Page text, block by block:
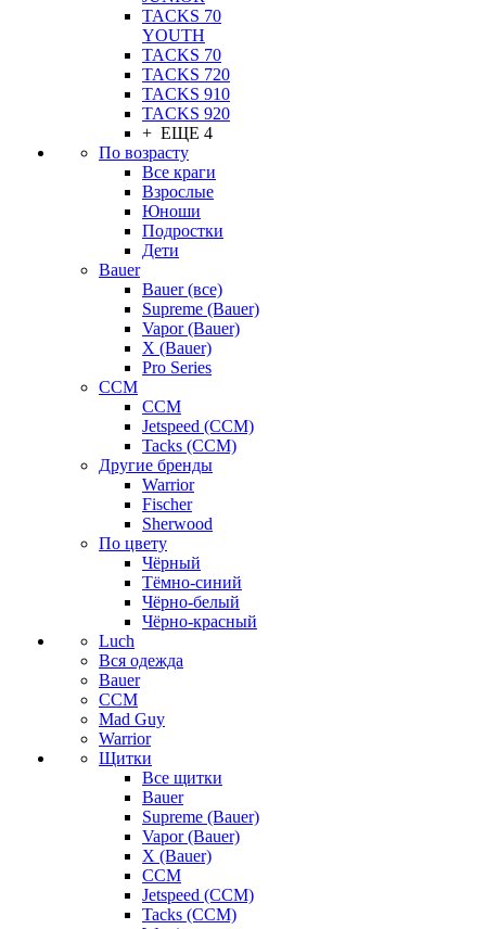
TACKS 70
YOUTH
TACKS 70
TACKS 720
TACKS 910
TACKS 920
+ ЕЩЕ 4
По возрасту
Все краги
Взрослые
Юноши
Подростки
Дети
Bauer
Bauer (все)
Supreme (Bauer)
Vapor (Bauer)
X (Bauer)
Pro Series
CCM
CCM
Jetspeed (CCM)
Tacks (CCM)
Другие бренды
Warrior
Fischer
Sherwood
По цвету
Чёрный
Тёмно-синий
Чёрно-белый
Чёрно-красный
Luch
Вся одежда
Bauer
CCM
Mad Guy
Warrior
Щитки
Все щитки
Bauer
Supreme (Bauer)
Vapor (Bauer)
X (Bauer)
CCM
Jetspeed (CCM)
Tacks (CCM)